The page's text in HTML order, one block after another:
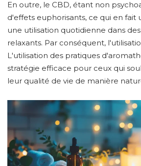
En outre, le CBD, étant non
d'effets euphorisants, ce qui en fait
une utilisation quotidienne dans
relaxants. Par conséquent,
L'utilisation des pratiques
stratégie efficace pour ceux qui
leur qualité de vie de manière